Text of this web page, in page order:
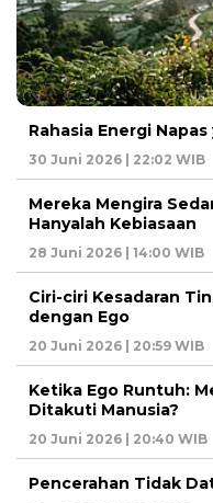
Rahasia Energi
30 Juni 2026 | 22:02 WIB
Mereka Mengira
Hanyalah Kebiasaan
28 Juni 2026 | 14:00 WIB
Ciri-ciri Kesadaran
dengan Ego
20 Juni 2026 | 20:59 WIB
Ketika Ego Runtuh:
Ditakuti Manusia?
20 Juni 2026 | 20:40 WIB
Pencerahan Tidak